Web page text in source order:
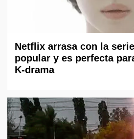
Netflix arrasa con la
popular y es perfecta
K-drama